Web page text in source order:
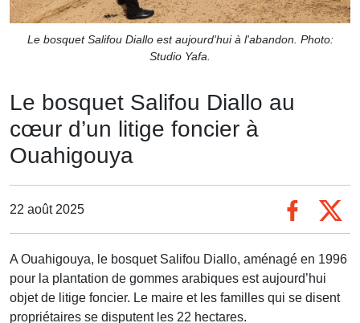
Le bosquet Salifou Diallo est aujourd'hui à l'abandon. Photo:
Studio Yafa.
Le bosquet Salifou Diallo au
cœur d’un litige foncier à
Ouahigouya
22 août 2025
A Ouahigouya, le bosquet Salifou Diallo, aménagé en 1996
pour la plantation de gommes arabiques est aujourd’hui
objet de litige foncier. Le maire et les familles qui se disent
propriétaires se disputent les 22 hectares.